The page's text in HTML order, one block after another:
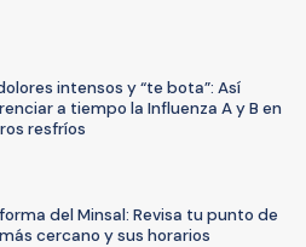
intensos y “te bota”: Así
a tiempo la Influenza A y B en
resfríos
del Minsal: Revisa tu punto de
cercano y sus horarios